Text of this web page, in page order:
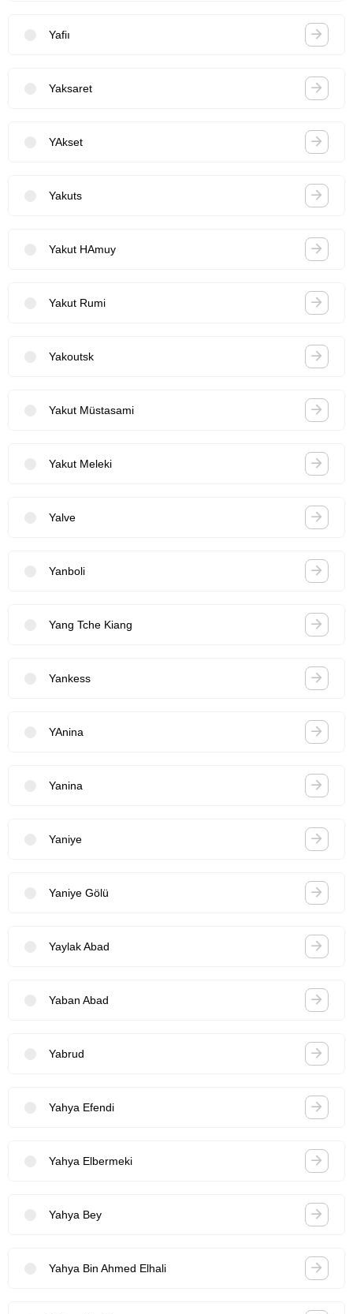
Yafiı
Yaksaret
YAkset
Yakuts
Yakut HAmuy
Yakut Rumi
Yakoutsk
Yakut Müstasami
Yakut Meleki
Yalve
Yanboli
Yang Tche Kiang
Yankess
YAnina
Yanina
Yaniye
Yaniye Gölü
Yaylak Abad
Yaban Abad
Yabrud
Yahya Efendi
Yahya Elbermeki
Yahya Bey
Yahya Bin Ahmed Elhali